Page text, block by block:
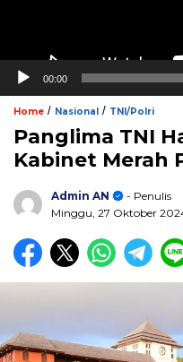
00:00
Home / Nasional / TNI/Polri
Panglima TNI
Kabinet Merah
Admin AN
- Penulis
Minggu, 27 Oktober